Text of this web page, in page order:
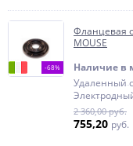
-68%
Фланцевая
MOUSE
Наличие в
Удаленный
2 360,00 руб.
755,20 руб.